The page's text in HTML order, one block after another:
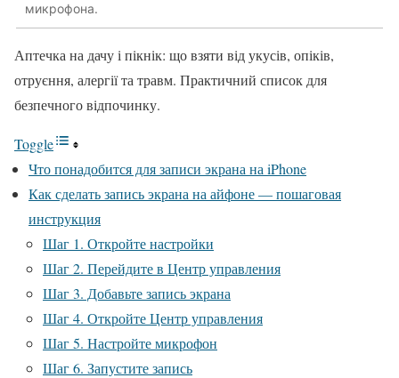
микрофона.
Аптечка на дачу і пікнік: що взяти від укусів, опіків,
отруєння, алергії та травм. Практичний список для
безпечного відпочинку.
Toggle
Что понадобится для записи экрана на iPhone
Как сделать запись экрана на айфоне — пошаговая
инструкция
Шаг 1. Откройте настройки
Шаг 2. Перейдите в Центр управления
Шаг 3. Добавьте запись экрана
Шаг 4. Откройте Центр управления
Шаг 5. Настройте микрофон
Шаг 6. Запустите запись